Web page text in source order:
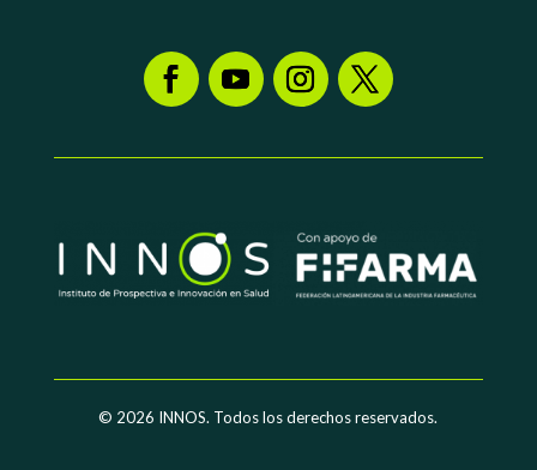
© 2026 INNOS. Todos los derechos reservados.